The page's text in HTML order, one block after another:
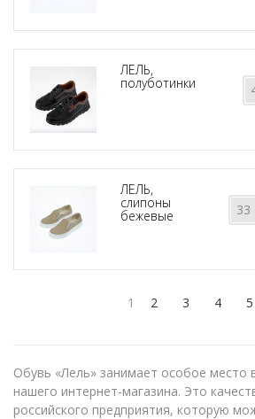
ЛЕЛЬ,
полуботинки
ЛЕЛЬ,
слипоны
бежевые 33
1 2 3 4 5
Обувь «Лель» занимает особое место
нашего интернет-магазина. Это
российского предприятия, которую